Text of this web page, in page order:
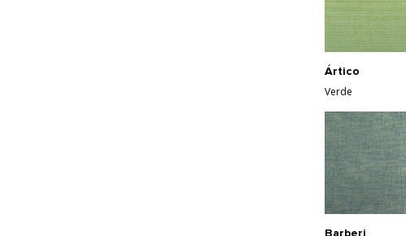
Ártico
Verde
Barberi